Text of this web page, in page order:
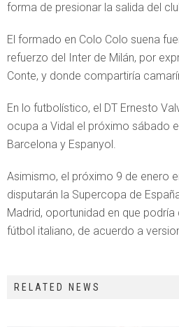
forma de presionar la salida del
El formado en Colo Colo suena
refuerzo del Inter de Milán, por
Conte, y donde compartiría
En lo futbolístico, el DT Ernesto
ocupa a Vidal el próximo sábado
Barcelona y Espanyol.
Asimismo, el próximo 9 de enero
disputarán la Supercopa de
Madrid, oportunidad en que
fútbol italiano, de acuerdo a
RELATED NEWS